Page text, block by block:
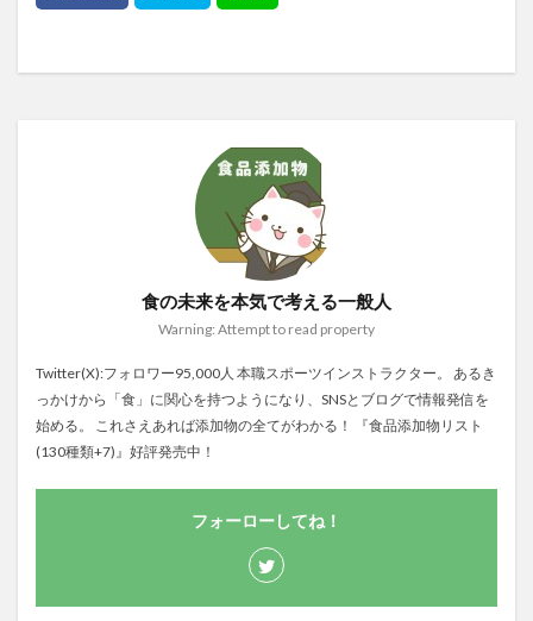
食の未来を本気で考える一般人
Warning: Attempt to read property
Twitter(X):フォロワー95,000人 本職スポーツインストラクター。 あるき
っかけから「食」に関心を持つようになり、SNSとブログで情報発信を
始める。 これさえあれば添加物の全てがわかる！ 『食品添加物リスト
(130種類+7)』好評発売中！
フォーローしてね！